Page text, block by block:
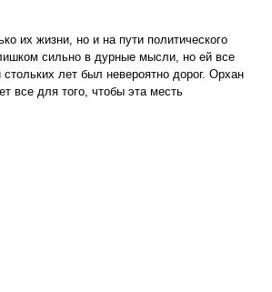
их жизни, но и на пути политического
сильно в дурные мысли, но ей все
лет был невероятно дорог. Орхан
все для того, чтобы эта месть